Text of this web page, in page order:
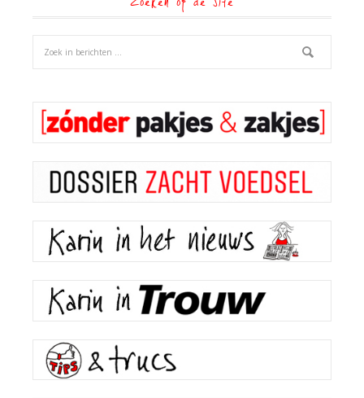
Zoeken op de site